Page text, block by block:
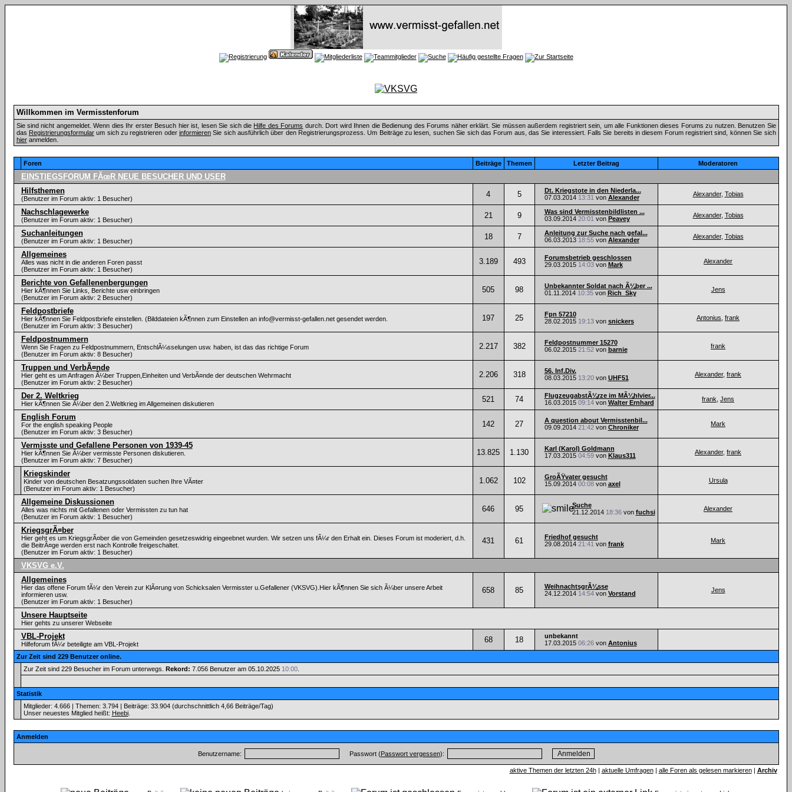
Willkommen im Vermisstenforum
Sie sind nicht angemeldet. Wenn dies Ihr erster Besuch hier ist, lesen Sie sich die Hilfe des Forums durch. Dort wird Ihnen die Bedienung des Forums näher erklärt. Sie müssen außerdem registriert sein, um alle Funktionen dieses Forums zu nutzen. Benutzen Sie
das Registrierungsformularum sich zu registrieren oder informierenSie sich ausführlich über den Registrierungsprozess. Um Beiträge zu lesen, suchen Sie sich das Forum aus, das Sie interessiert. Falls Sie bereits in diesem Forum registriert sind, können Sie sich
hieranmelden.
Foren Beiträge Themen Letzter Beitrag Moderatoren
EINSTIEGSFORUM FÃœR NEUE BESUCHER UND USER
Hilfsthemen
(Benutzer im Forum aktiv: 1 Besucher) 4 5
Dt. Kriegstote in den Niederla...
07.03.2014 13:31 von Alexander Alexander, Tobias
Nachschlagewerke
(Benutzer im Forum aktiv: 1 Besucher) 21 9
Was sind Vermisstenbildlisten ...
03.09.2014 20:01 von Peavey Alexander, Tobias
Suchanleitungen
(Benutzer im Forum aktiv: 1 Besucher) 18 7
Anleitung zur Suche nach gefal...
06.03.2013 18:55von Alexander Alexander, Tobias
Allgemeines
Alles was nicht in die anderen Foren passt
(Benutzer im Forum aktiv: 1 Besucher)
3.189 493
Forumsbetrieb geschlossen
29.03.2015 14:03von Mark Alexander
Berichte von Gefallenenbergungen
Hier kÃ¶nnen Sie Links, Berichte usw einbringen
(Benutzer im Forum aktiv: 2 Besucher)
505 98
Unbekannter Soldat nach Ã¼ber ...
01.11.2014 10:35von Rich_Sky Jens
Feldpostbriefe
Hier kÃ¶nnen Sie Feldpostbriefe einstellen. (Bilddateien kÃ¶nnen zum Einstellen an info@vermisst-gefallen.net gesendet werden.
(Benutzer im Forum aktiv: 3 Besucher)
197 25
Fpn 57210
28.02.2015 19:13von snickers Antonius frank
Feldpostnummern
Wenn Sie Fragen zu Feldpostnummern, EntschlÃ¼sselungen usw. haben, ist das das richtige Forum
(Benutzer im Forum aktiv: 8 Besucher)
2.217 382
Feldpostnummer 15270
06.02.2015 21:52von barnie frank
Truppen und VerbÃ¤nde
Hier geht es um Anfragen Ã¼ber Truppen,Einheiten und VerbÃ¤nde der deutschen Wehrmacht
(Benutzer im Forum aktiv: 2 Besucher)
2.206 318
56. Inf.Div.
08.03.2015 13:20von UHF51 Alexander, frank
Der 2. Weltkrieg
Hier kÃ¶nnen Sie Ã¼ber den 2.Weltkrieg im Allgemeinen diskutieren 521 74
FlugzeugabstÃ¼rze im MÃ¼hlvier...
16.03.2015 09:14von Walter Ernhard frank Jens
English Forum
For the english speaking People
(Benutzer im Forum aktiv: 3 Besucher)
142 27
A question about Vermisstenbil...
09.09.2014 21:42von Chroniker Mark
Vermisste und Gefallene Personen von 1939-45
Hier kÃ¶nnen Sie Ã¼ber vermisste Personen diskutieren.
(Benutzer im Forum aktiv: 7 Besucher)
13.825 1.130
Karl (Karol) Goldmann
17.03.2015 04:59von Klaus311 Alexander, frank
Kriegskinder
Kinder von deutschen Besatzungssoldaten suchen Ihre VÃ¤ter
(Benutzer im Forum aktiv: 1 Besucher)
1.062 102
GroÃŸvater gesucht
15.09.2014 00:08von axel Ursula
Allgemeine Diskussionen
Alles was nichts mit Gefallenen oder Vermissten zu tun hat
(Benutzer im Forum aktiv: 1 Besucher)
646 95
Suche
21.12.2014 18:36von fuchsi Alexander
KriegsgrÃ¤ber
Hier geht es um KriegsgrÃ¤ber die von Gemeinden gesetzeswidrig eingeebnet wurden. Wir setzen uns fÃ¼r den Erhalt ein. Dieses Forum ist moderiert, d.h.
die BeitrÃ¤ge werden erst nach Kontrolle freigeschaltet.
(Benutzer im Forum aktiv: 1 Besucher)
431 61
Friedhof gesucht
29.08.2014 21:41 von frank Mark
VKSVG e.V.
Allgemeines
Hier das offene Forum fÃ¼r den Verein zur KlÃ¤rung von Schicksalen Vermisster u.Gefallener (VKSVG).Hier kÃ¶nnen Sie sich Ã¼ber unsere Arbeit
informieren usw.
(Benutzer im Forum aktiv: 1 Besucher)
658 85
WeihnachtsgrÃ¼sse
24.12.2014 14:54von Vorstand Jens
Unsere Hauptseite
Hier gehts zu unserer Webseite
VBL-Projekt
Hilfeforum fÃ¼r beteiligte am VBL-Projekt 68 18
unbekannt
17.03.2015 06:26von Antonius
Zur Zeit sind 229 Benutzer online.
Zur Zeit sind 229 Besucher im Forum unterwegs. Rekord: 7.056 Benutzer am 05.10.2025 10:00.
Statistik
Mitglieder: 4.666 | Themen: 3.794 | Beiträge: 33.904 (durchschnittlich 4,66 Beiträge/Tag)
Unser neuestes Mitglied heißt: Heebi.
Anmelden
Benutzername: Passwort (Passwort vergessen):
aktive Themen der letzten 24h| aktuelle Umfragen| alle Foren als gelesen markieren| Archiv